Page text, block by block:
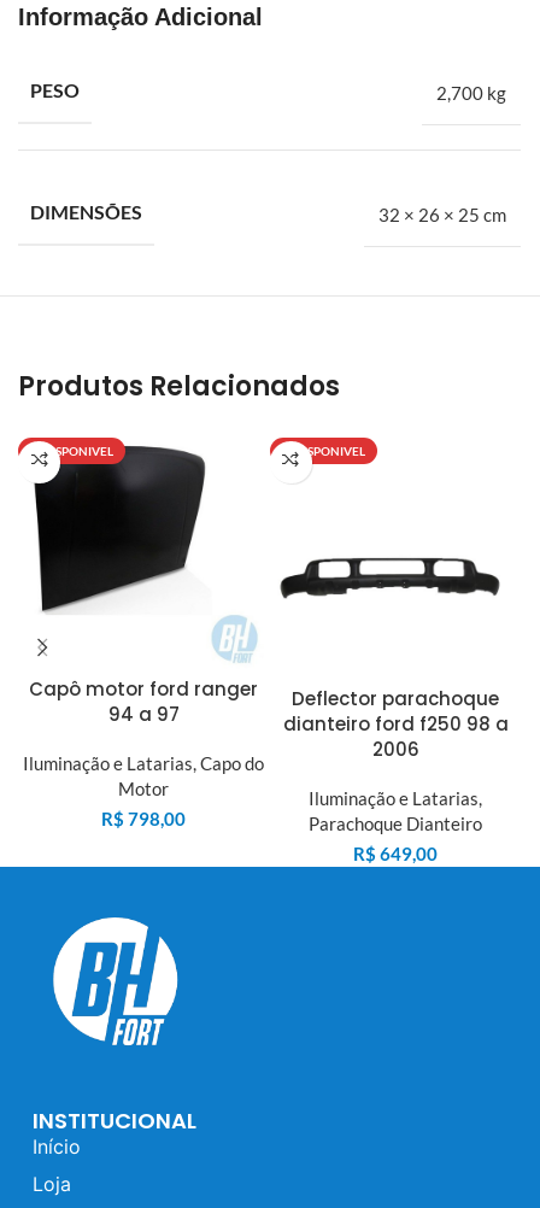
alguns anos dentro de concessionárias e auto peças. A BH Fort é
suspensões, filtros e mais
Informação Adicional
PESO 2,700 kg
DIMENSÕES 32 × 26 × 25 cm
Produtos Relacionados
INDISPONIVEL
Capô motor ford ranger
94 a 97
Iluminação e Latarias,Capo do
Motor
R$ 798,00
INDISPONIVEL
Deflector parachoque
dianteiro ford f250 98 a
2006
Iluminação e Latarias,
Parachoque Dianteiro
R$ 649,00
INSTITUCIONAL
Início
Loja